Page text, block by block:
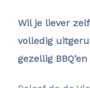
Wil je liever
volledig
gezellig